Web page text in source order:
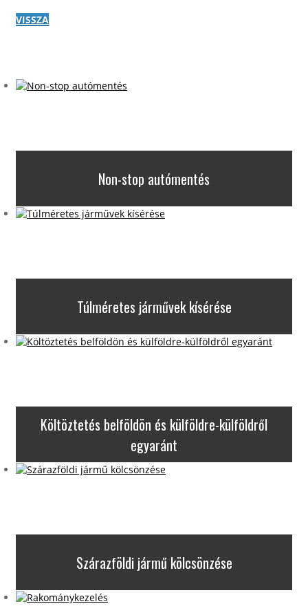
VISSZA
Non-stop autómentés
Túlméretes járművek kísérése
Költöztetés belföldön és külföldre-külföldről
egyaránt
Szárazföldi jármű kölcsönzése